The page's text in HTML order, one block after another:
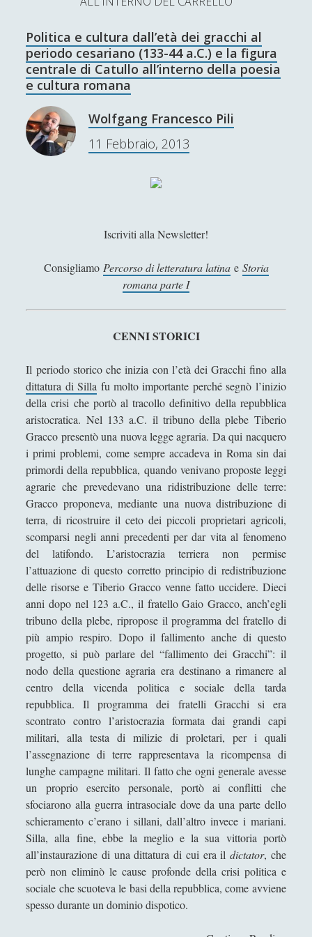
Contatti & Collabora!
La nostra storia
t
w
i
r
a
o
b
e
CERCA
S
e
r
c
SUPPORT US
Contenuti
► Scienza(84)
► Storia(144)
► Libri Recensiti(441)
► Random(28)
► Ironia (7)
► Un Po’ Di Narrativa(7)
► Attualità(12)
► Azione Filosofica(4)
► Cinema e Serie(15)
Collana di Scuola Filosofica
► Didattica(7)
Economia
► Filologia(4)
► Geopolitica(11)
► I percorsi di SF2.0(7)
► In edicola(1)
► Interviste(70)
► Itinerari(14)
► Musica(14)
► Scacchi(42)
► Scoutismo(1)
Politica e cultura dall’età dei gracchi al
periodo cesariano (133-44 a.C.) e la figura
centrale di Catullo all’interno della poesia
e cultura romana
Wolfgang Francesco Pili
11 Febbraio, 2013
Iscriviti alla Newsletter!
Consigliamo Percorso di letteratura latinae Storia
romana parte I
CENNI STORICI
Il periodo storico che inizia con l’età dei Gracchi fino alla
dittatura di Silla fu molto importante perché segnò l’inizio
della crisi che portò al tracollo definitivo della repubblica
aristocratica. Nel 133 a.C. il tribuno della plebe Tiberio
Gracco presentò una nuova legge agraria. Da qui nacquero
i primi problemi, come sempre accadeva in Roma sin dai
primordi della repubblica, quando venivano proposte leggi
agrarie che prevedevano una ridistribuzione delle terre:
Gracco proponeva, mediante una nuova distribuzione di
terra, di ricostruire il ceto dei piccoli proprietari agricoli,
scomparsi negli anni precedenti per dar vita al fenomeno
del latifondo. L’aristocrazia terriera non permise
l’attuazione di questo corretto principio di redistribuzione
delle risorse e Tiberio Gracco venne fatto uccidere. Dieci
anni dopo nel 123 a.C., il fratello Gaio Gracco, anch’egli
tribuno della plebe, ripropose il programma del fratello di
più ampio respiro. Dopo il fallimento anche di questo
progetto, si può parlare del “fallimento dei Gracchi”: il
nodo della questione agraria era destinano a rimanere al
centro della vicenda politica e sociale della tarda
repubblica. Il programma dei fratelli Gracchi si era
scontrato contro l’aristocrazia formata dai grandi capi
militari, alla testa di milizie di proletari, per i quali
l’assegnazione di terre rappresentava la ricompensa di
lunghe campagne militari. Il fatto che ogni generale avesse
un proprio esercito personale, portò ai conflitti che
sfociarono alla guerra intrasociale dove da una parte dello
schieramento c’erano i sillani, dall’altro invece i mariani.
Silla, alla fine, ebbe la meglio e la sua vittoria portò
all’instaurazione di una dittatura di cui era il dictator, che
però non eliminò le cause profonde della crisi politica e
sociale che scuoteva le basi della repubblica, come avviene
spesso durante un dominio dispotico.